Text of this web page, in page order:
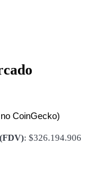
CoinGecko)
: $326.194.906